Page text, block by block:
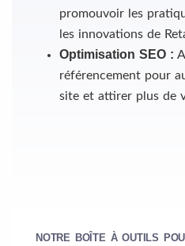
promouvoir les
les innovations de
Optimisation SEO :
référencement pour
site et attirer plus de
NOTRE BOÎTE À OUTILS